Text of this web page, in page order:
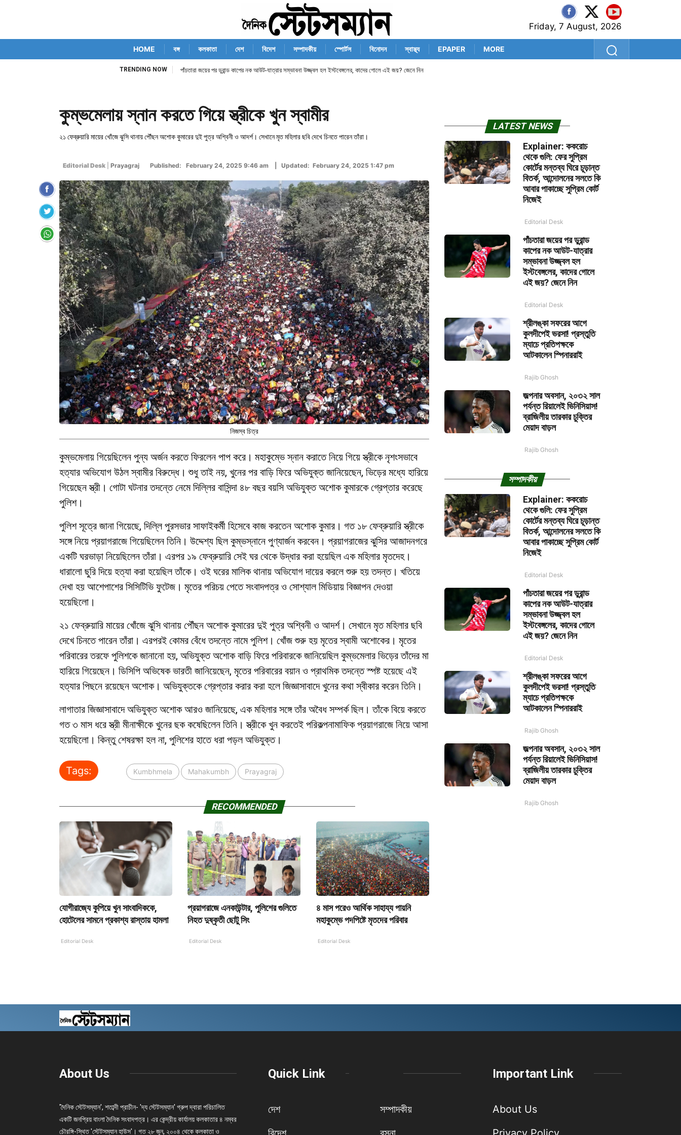
Friday, 7 August, 2026
HOME বঙ্গ কলকাতা দেশ বিদেশ সম্পাদকীয় স্পোর্টস বিনোদন স্বাস্থ্য EPAPER MORE
TRENDING NOW পাঁচতারা জয়ের পর ডুরান্ড কাপের নক আউট-যাত্রার সম্ভাবনা উজ্জ্বল হল ইস্টবেঙ্গলের, কাদের গোলে এই জয়? জেনে নিন
কুম্ভমেলায় স্নান করতে গিয়ে স্ত্রীকে খুন স্বামীর
২১ ফেব্রুয়ারি মায়ের খোঁজে ঝুসি থানায় পৌঁছন অশোক কুমারের দুই পুত্র অশ্বিনী ও আদর্শ। সেখানে মৃত মহিলার ছবি দেখে চিনতে পারেন তাঁরা।
Editorial Desk Prayagraj Published: February 24, 2025 9:46 am | Updated: February 24, 2025 1:47 pm
নিজস্ব চিত্র
কুম্ভমেলায় গিয়েছিলেন পুন্য অর্জন করতে ফিরলেন পাপ করে। মহাকুম্ভে স্নান করাতে নিয়ে গিয়ে স্ত্রীকে নৃশংসভাবে
হত্যার অভিযোগ উঠল স্বামীর বিরুদ্ধে। শুধু তাই নয়, খুনের পর বাড়ি ফিরে অভিযুক্ত জানিয়েছেন, ভিড়ের মধ্যে হারিয়ে
গিয়েছেন স্ত্রী। গোটা ঘটনার তদন্তে নেমে দিল্লির বাসিন্দা ৪৮ বছর বয়সি অভিযুক্ত অশোক কুমারকে গ্রেপ্তার করেছে
পুলিশ।
পুলিশ সূত্রে জানা গিয়েছে, দিল্লি পুরসভার সাফাইকর্মী হিসেবে কাজ করতেন অশোক কুমার। গত ১৮ ফেব্রুয়ারি স্ত্রীকে
সঙ্গে নিয়ে প্রয়াগরাজে গিয়েছিলেন তিনি। উদ্দেশ্য ছিল কুম্ভস্নানে পুণ্যার্জন করবেন। প্রয়াগরাজের ঝুসির আজাদনগরে
একটি ঘরভাড়া নিয়েছিলেন তাঁরা। এরপর ১৯ ফেব্রুয়ারি সেই ঘর থেকে উদ্ধার করা হয়েছিল এক মহিলার মৃতদেহ।
ধারালো ছুরি দিয়ে হত্যা করা হয়েছিল তাঁকে। ওই ঘরের মালিক থানায় অভিযোগ দায়ের করলে শুরু হয় তদন্ত। খতিয়ে
দেখা হয় আশেপাশের সিসিটিভি ফুটেজ। মৃতের পরিচয় পেতে সংবাদপত্র ও সোশ্যাল মিডিয়ায় বিজ্ঞাপন দেওয়া
হয়েছিলো।
২১ ফেব্রুয়ারি মায়ের খোঁজে ঝুসি থানায় পৌঁছন অশোক কুমারের দুই পুত্র অশ্বিনী ও আদর্শ। সেখানে মৃত মহিলার ছবি
দেখে চিনতে পারেন তাঁরা। এরপরই কোমর বেঁধে তদন্তে নামে পুলিশ। খোঁজ শুরু হয় মৃতের স্বামী অশোকের। মৃতের
পরিবারের তরফে পুলিশকে জানানো হয়, অভিযুক্ত অশোক বাড়ি ফিরে পরিবারকে জানিয়েছিল কুম্ভমেলার ভিড়ের তাঁদের মা
হারিয়ে গিয়েছেন। ডিসিপি অভিষেক ভারতী জানিয়েছেন, মৃতের পরিবারের বয়ান ও প্রাথমিক তদন্তে স্পষ্ট হয়েছে এই
হত্যার পিছনে রয়েছেন অশোক। অভিযুক্তকে গ্রেপ্তার করার করা হলে জিজ্ঞাসাবাদে খুনের কথা স্বীকার করেন তিনি।
লাগাতার জিজ্ঞাসাবাদে অভিযুক্ত অশোক আরও জানিয়েছে, এক মহিলার সঙ্গে তাঁর অবৈধ সম্পর্ক ছিল। তাঁকে বিয়ে করতে
গত ৩ মাস ধরে স্ত্রী মীনাক্ষীকে খুনের ছক কষেছিলেন তিনি। স্ত্রীকে খুন করতেই পরিকল্পনামাফিক প্রয়াগরাজে নিয়ে আসা
হয়েছিলো। কিন্তু শেষরক্ষা হল না, পুলিশের হাতে ধরা পড়ল অভিযুক্ত।
Tags: Kumbhmela Mahakumbh Prayagraj
RECOMMENDED
যোগীরাজ্যে কুপিয়ে খুন সাংবাদিককে,
হোটেলের সামনে প্রকাশ্য রাস্তায় হামলা
Editorial Desk
প্রয়াগরাজে এনকাউন্টার, পুলিশের গুলিতে
নিহত দুষ্কৃতী ছোটু সিং
Editorial Desk
৪ মাস পরেও আর্থিক সাহায্য পায়নি
মহাকুম্ভে পদপিষ্টে মৃতদের পরিবার
Editorial Desk
LATEST NEWS
Explainer: ককরোচ
থেকে গুলি: ফের সুপ্রিম
কোর্টের মন্তব্য ঘিরে চূড়ান্ত
বিতর্ক, আন্দোলনের সলতে কি
আবার পাকাচ্ছে সুপ্রিম কোর্ট
নিজেই
Editorial Desk
পাঁচতারা জয়ের পর ডুরান্ড
কাপের নক আউট-যাত্রার
সম্ভাবনা উজ্জ্বল হল
ইস্টবেঙ্গলের, কাদের গোলে
এই জয়? জেনে নিন
Editorial Desk
শ্রীলঙ্কা সফরের আগে
কুলদীপেই ভরসা! প্রস্তুতি
ম্যাচে প্রতিপক্ষকে
আটকালেন স্পিনাররাই
Rajib Ghosh
জল্পনার অবসান, ২০৩২ সাল
পর্যন্ত রিয়ালেই ভিনিসিয়াস!
ব্রাজিলীয় তারকার চুক্তির
মেয়াদ বাড়ল
Rajib Ghosh
সম্পাদকীয়
Explainer: ককরোচ
থেকে গুলি: ফের সুপ্রিম
কোর্টের মন্তব্য ঘিরে চূড়ান্ত
বিতর্ক, আন্দোলনের সলতে কি
আবার পাকাচ্ছে সুপ্রিম কোর্ট
নিজেই
Editorial Desk
পাঁচতারা জয়ের পর ডুরান্ড
কাপের নক আউট-যাত্রার
সম্ভাবনা উজ্জ্বল হল
ইস্টবেঙ্গলের, কাদের গোলে
এই জয়? জেনে নিন
Editorial Desk
শ্রীলঙ্কা সফরের আগে
কুলদীপেই ভরসা! প্রস্তুতি
ম্যাচে প্রতিপক্ষকে
আটকালেন স্পিনাররাই
Rajib Ghosh
জল্পনার অবসান, ২০৩২ সাল
পর্যন্ত রিয়ালেই ভিনিসিয়াস!
ব্রাজিলীয় তারকার চুক্তির
মেয়াদ বাড়ল
Rajib Ghosh
About Us
'দৈনিক স্টেটসম্যান', শতাব্দী প্রাচীন- 'দ্য স্টেটসম্যান' গ্রুপ দ্বারা পরিচালিত
একটি জনপ্রিয় বাংলা দৈনিক সংবাদপত্র। এর কেন্দ্রীয় কার্যালয় কলকাতার ৪ নম্বর
চৌরঙ্গি-স্থিত 'স্টেটসম্যান হাউস'। গত ২৮ জুন, ২০০৪ থেকে কলকাতা ও
Quick Link
দেশ
সম্পাদকীয়
Important Link
About Us